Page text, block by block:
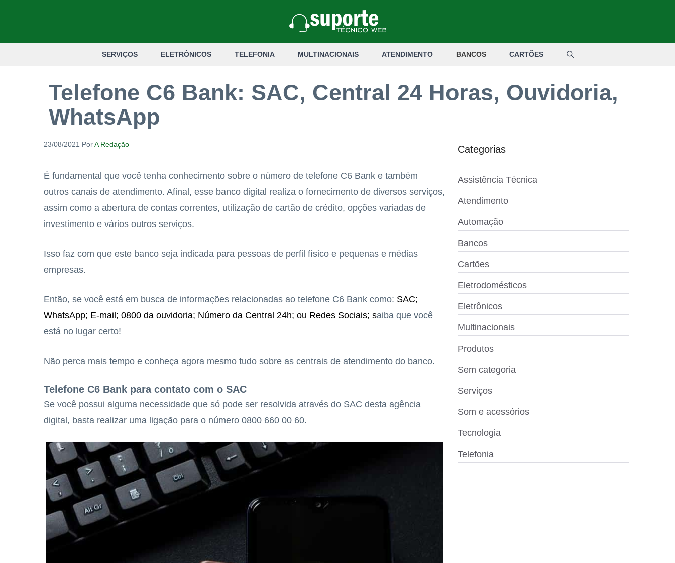
SERVIÇOS ELETRÔNICOS TELEFONIA MULTINACIONAIS ATENDIMENTO BANCOS CARTÕES
Telefone C6 Bank: SAC, Central 24 Horas, Ouvidoria,
WhatsApp
23/08/2021 PorA Redação
É fundamental que você tenha conhecimento sobre o número de telefone C6 Bank e também
outros canais de atendimento. Afinal, esse banco digital realiza o fornecimento de diversos serviços,
assim como a abertura de contas correntes, utilização de cartão de crédito, opções variadas de
investimento e vários outros serviços.
Isso faz com que este banco seja indicada para pessoas de perfil físico e pequenas e médias
empresas.
Então, se você está em busca de informações relacionadas ao telefone C6 Bank como: SAC;
WhatsApp; E-mail; 0800 da ouvidoria; Número da Central 24h; ou Redes Sociais; saiba que você
está no lugar certo!
Não perca mais tempo e conheça agora mesmo tudo sobre as centrais de atendimento do banco.
Telefone C6 Bank para contato com o SAC
Se você possui alguma necessidade que só pode ser resolvida através do SAC desta agência
digital, basta realizar uma ligação para o número 0800 660 00 60.
Categorias
Assistência Técnica
Atendimento
Automação
Bancos
Cartões
Eletrodomésticos
Eletrônicos
Multinacionais
Produtos
Sem categoria
Serviços
Som e acessórios
Tecnologia
Telefonia